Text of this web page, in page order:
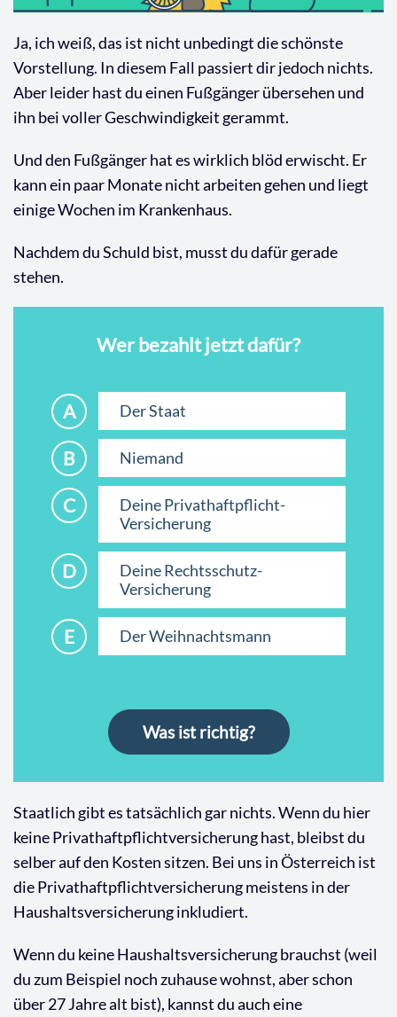
Ja, ich weiß, das ist nicht unbedingt die schönste
Vorstellung. In diesem Fall passiert dir jedoch nichts.
Aber leider hast du einen Fußgänger übersehen und
ihn bei voller Geschwindigkeit gerammt.
Und den Fußgänger hat es wirklich blöd erwischt. Er
kann ein paar Monate nicht arbeiten gehen und liegt
einige Wochen im Krankenhaus.
Nachdem du Schuld bist, musst du dafür gerade
stehen.
Wer bezahlt jetzt dafür?
A Der Staat
B Niemand
C
Deine Privathaftpflicht-
Versicherung
D
Deine Rechtsschutz-
Versicherung
E Der Weihnachtsmann
Was ist richtig?
Staatlich gibt es tatsächlich gar nichts. Wenn du hier
keine Privathaftpflichtversicherung hast, bleibst du
selber auf den Kosten sitzen. Bei uns in Österreich ist
die Privathaftpflichtversicherung meistens in der
Haushaltsversicherung inkludiert.
Wenn du keine Haushaltsversicherung brauchst (weil
du zum Beispiel noch zuhause wohnst, aber schon
über 27 Jahre alt bist), kannst du auch eine